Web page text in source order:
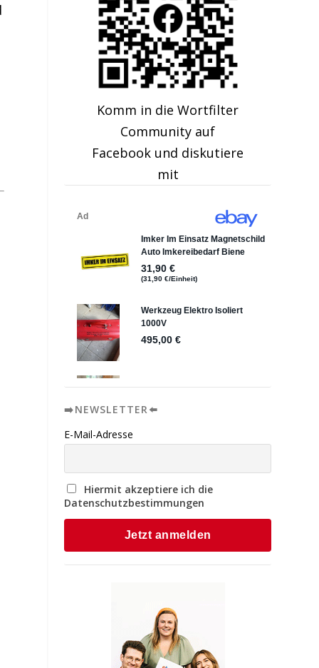
Komm in die Wortfilter
Community auf
Facebook und diskutiere
mit
➡️NEWSLETTER⬅️
E-Mail-Adresse
Hiermit akzeptiere ich die
Datenschutzbestimmungen